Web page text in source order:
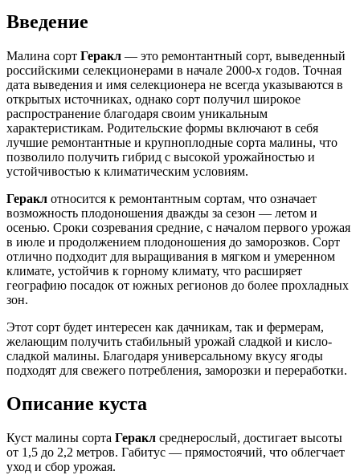
Введение
Малина сорт Геракл — это ремонтантный сорт, выведенный
российскими селекционерами в начале 2000-х годов. Точная
дата выведения и имя селекционера не всегда указываются в
открытых источниках, однако сорт получил широкое
распространение благодаря своим уникальным
характеристикам. Родительские формы включают в себя
лучшие ремонтантные и крупноплодные сорта малины, что
позволило получить гибрид с высокой урожайностью и
устойчивостью к климатическим условиям.
Геракл относится к ремонтантным сортам, что означает
возможность плодоношения дважды за сезон — летом и
осенью. Сроки созревания средние, с началом первого урожая
в июле и продолжением плодоношения до заморозков. Сорт
отлично подходит для выращивания в мягком и умеренном
климате, устойчив к горному климату, что расширяет
географию посадок от южных регионов до более прохладных
зон.
Этот сорт будет интересен как дачникам, так и фермерам,
желающим получить стабильный урожай сладкой и кисло-
сладкой малины. Благодаря универсальному вкусу ягоды
подходят для свежего потребления, заморозки и переработки.
Описание куста
Куст малины сорта Геракл среднерослый, достигает высоты
от 1,5 до 2,2 метров. Габитус — прямостоячий, что облегчает
уход и сбор урожая.